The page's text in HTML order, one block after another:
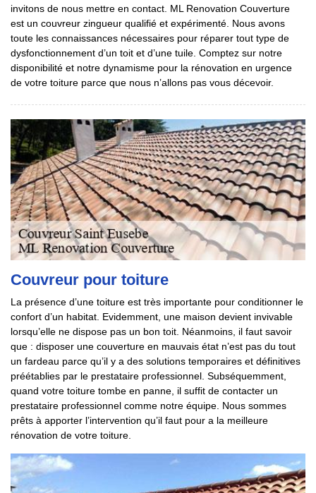
invitons de nous mettre en contact. ML Renovation Couverture
est un couvreur zingueur qualifié et expérimenté. Nous avons
toute les connaissances nécessaires pour réparer tout type de
dysfonctionnement d’un toit et d’une tuile. Comptez sur notre
disponibilité et notre dynamisme pour la rénovation en urgence
de votre toiture parce que nous n’allons pas vous décevoir.
Couvreur pour toiture
La présence d’une toiture est très importante pour conditionner le
confort d’un habitat. Evidemment, une maison devient invivable
lorsqu’elle ne dispose pas un bon toit. Néanmoins, il faut savoir
que : disposer une couverture en mauvais état n’est pas du tout
un fardeau parce qu’il y a des solutions temporaires et définitives
préétablies par le prestataire professionnel. Subséquemment,
quand votre toiture tombe en panne, il suffit de contacter un
prestataire professionnel comme notre équipe. Nous sommes
prêts à apporter l’intervention qu’il faut pour a la meilleure
rénovation de votre toiture.